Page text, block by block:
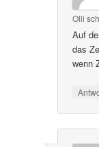
Olli
Auf
das
wenn